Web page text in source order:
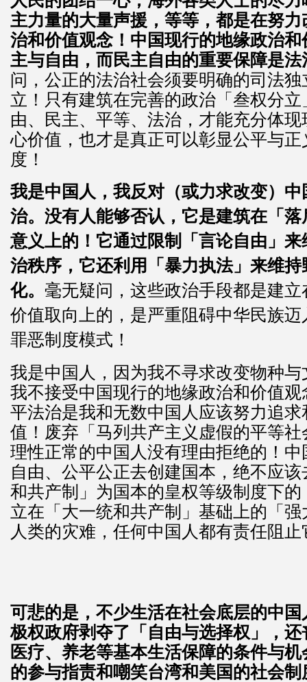
主力量的大量声援，等等，都是在努
治和价值观念！中国现行的地缘政治
主与自由，而民主自由的重要保障是法
问，公正的法治社会须要明确的司法
立！只有建筑在完善的政治「叁权分
由、民主、平等、法治，才能充分体
心价值，也才是真正可以彰显公平与
度！
我是中国人，我反对（或力求改变）
治。没有人能够否认，它是建筑在「
意义上的！它通过限制「言论自由」
治秩序，它还利用「暴力执法」来维
化。 毫无疑问，这些政治手段都是建
价值取向上的，是严重阻碍中华民族
罪恶制度模式！
我是中国人，因为我不寻求改变物种
我不接受中国现行的地缘政治和价值
平法治是我和无数中国人应该努力追
值！废弃「马列共产主义虚假的平等
理性正常的中国人没有理由拒绝的！
自由、公平公正去创建国本，绝不应
和共产制」为国本的皇权等级制度下
立在「大一统和共产制」基础上的「
人类的灾难，任何中国人都有责任阻
可悲的是，不少生活在社会底层的中
极权政府剥夺了「自由与选择权」，
医疗、养老等基本生活保障的条件与
的参与指责和嘲笑台湾和美国的社会制